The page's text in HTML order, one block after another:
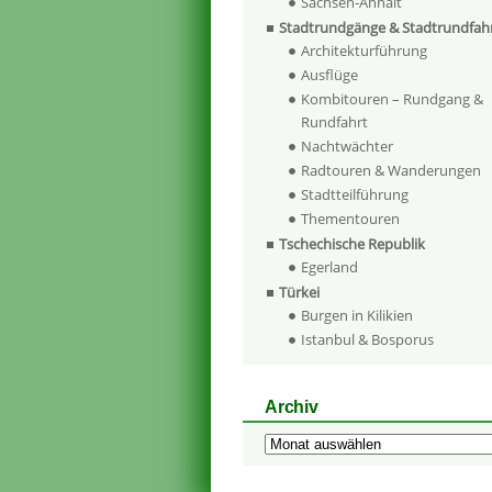
Stadtrundgänge &
Architekturführung
Ausflüge
Kombitouren – Rundgang &
Rundfahrt
Nachtwächter
Radtouren & Wanderungen
Stadtteilführung
Thementouren
Tschechische Republik
Egerland
Türkei
Burgen in Kilikien
Istanbul & Bosporus
Archiv
Archiv